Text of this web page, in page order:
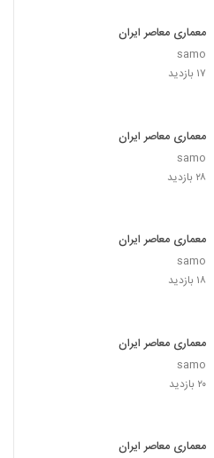
معماری معاصر ایران
samo
۱۷ بازدید
معماری معاصر ایران
samo
۲۸ بازدید
معماری معاصر ایران
samo
۱۸ بازدید
معماری معاصر ایران
samo
۲۰ بازدید
معماری معاصر ایران